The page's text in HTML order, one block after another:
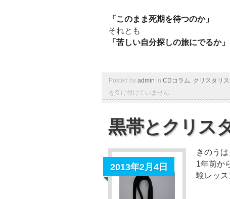
「このまま死期を待つのか」
それとも
「苦しい自分探しの旅にでるか」
Posted by admin in CDコラム, クリスタリ
を受け付けていません
黒帯とクリス
2013年2月4日
きのう
1年前か
験レッス